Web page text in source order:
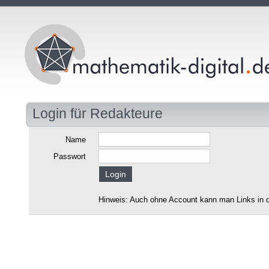
Login für Redakteure
Name
Passwort
Hinweis: Auch ohne Account kann man Links in